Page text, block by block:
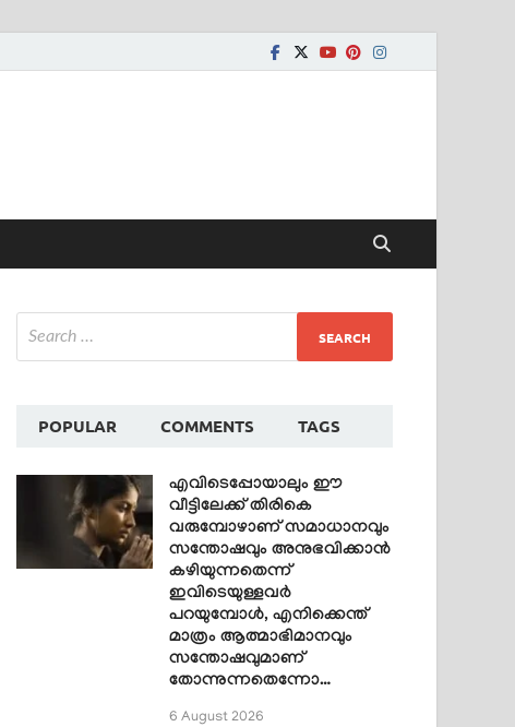
POPULAR COMMENTS TAGS
എവിടെപ്പോയാലും ഈ
വീട്ടിലേക്ക് തിരികെ
വരുമ്പോഴാണ് സമാധാനവും
സന്തോഷവും അനുഭവിക്കാൻ
കഴിയുന്നതെന്ന്
ഇവിടെയുള്ളവർ
പറയുമ്പോൾ, എനിക്കെന്ത്
മാത്രം ആത്മാഭിമാനവും
സന്തോഷവുമാണ്
തോന്നുന്നതെന്നോ…
6 August 2026